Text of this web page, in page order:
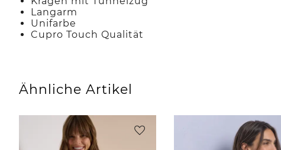
Langarm
Unifarbe
Cupro Touch Qualität
Ähnliche Artikel